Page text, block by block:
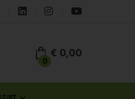
0
€ 0,00
Seine Funktionalität ist